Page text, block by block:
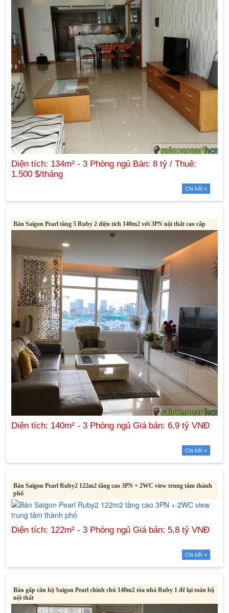
Chi tiết »
Bán Saigon Pearl tầng 5 Ruby 2 diện tích 140m2 với 3PN nội thất cao cấp
Chi tiết »
Bán Saigon Pearl Ruby2 122m2 tầng cao 3PN + 2WC view trung tâm thành
phố
Chi tiết »
Bán gấp căn hộ Saigon Pearl chính chủ 140m2 tòa nhà Ruby 1 để lại toàn bộ
nội thất